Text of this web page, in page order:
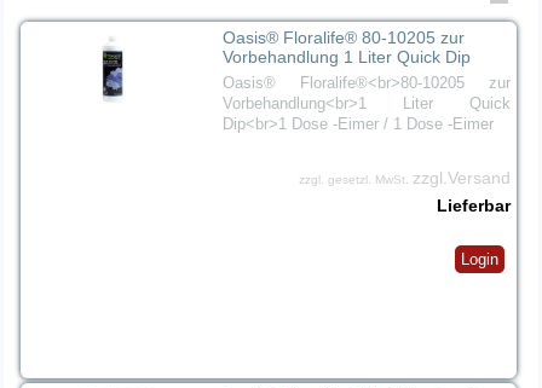
Oasis® Floralife® 80-10205 zur
Vorbehandlung 1 Liter Quick Dip
Oasis® Floralife®<br>80-10205 zur
Vorbehandlung<br>1 Liter Quick
Dip<br>1 Dose -Eimer / 1 Dose -Eimer
zzgl. gesetzl. MwSt.
zzgl.Versand
Lieferbar
Login